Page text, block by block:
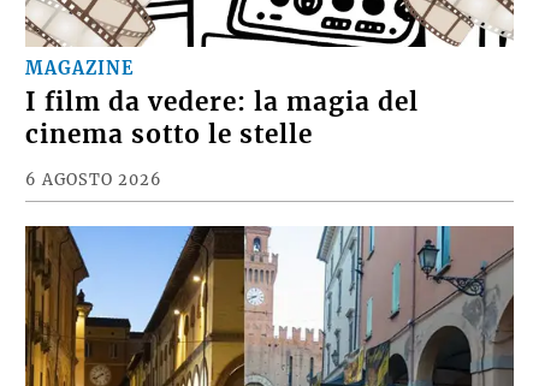
MAGAZINE
I film da vedere: la magia del
cinema sotto le stelle
6 AGOSTO 2026